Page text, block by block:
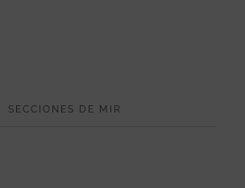
SECCIONES DE MIR